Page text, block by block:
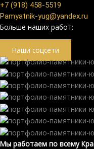
+7 (918) 458-5519
Pamyatnik-yug@yandex.ru
Больше наших работ:
Наши соцсети
Мы работаем по всему